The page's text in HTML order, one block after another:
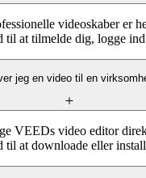
videoskaber er
til at tilmelde dig, logge
jeg en video til en
VEEDs video editor
til at downloade eller